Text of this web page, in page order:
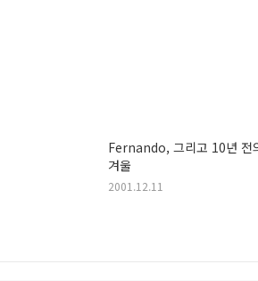
Fernando, 그리고 10년 전
겨울
2001.12.11